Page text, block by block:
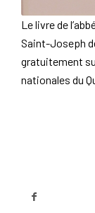
Le livre de
Saint-Joseph
gratuitement
nationales du